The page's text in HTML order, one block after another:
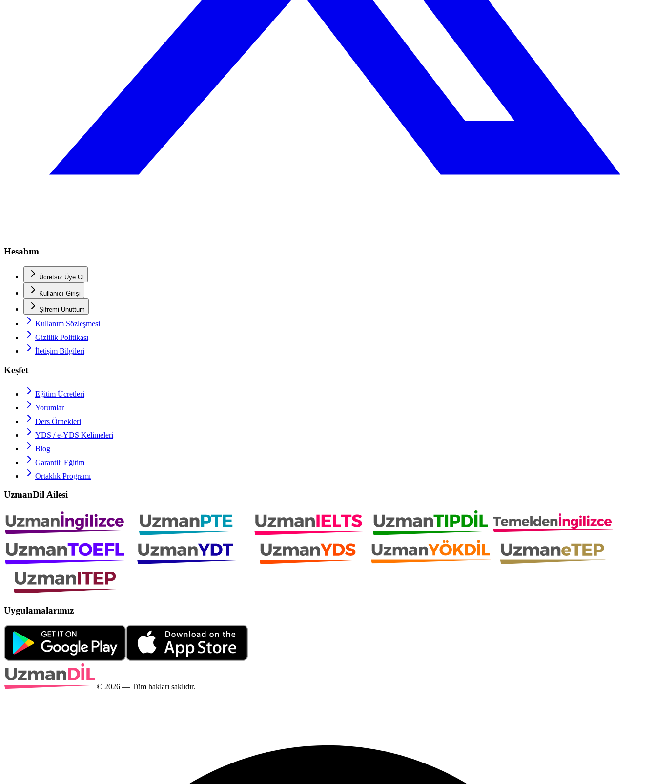
Hesabım
Ücretsiz Üye Ol
Kullanıcı Girişi
Şifremi Unuttum
Kullanım Sözleşmesi
Gizlilik Politikası
İletişim Bilgileri
Keşfet
Eğitim Ücretleri
Yorumlar
Ders Örnekleri
YDS / e-YDS Kelimeleri
Blog
Garantili Eğitim
Ortaklık Programı
UzmanDil Ailesi
Uygulamalarımız
© 2026 — Tüm hakları saklıdır.